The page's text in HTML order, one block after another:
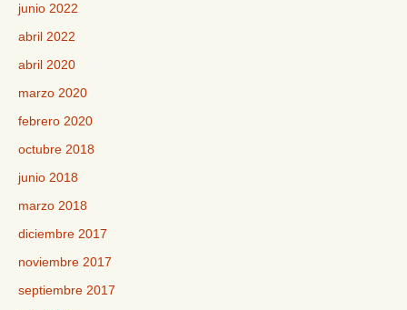
junio 2022
abril 2022
abril 2020
marzo 2020
febrero 2020
octubre 2018
junio 2018
marzo 2018
diciembre 2017
noviembre 2017
septiembre 2017